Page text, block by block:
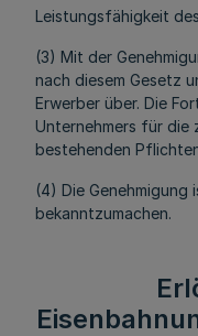
Leistungsfähigkeit
(3) Mit der
nach diesem Gesetz
Erwerber über. Die
Unternehmers für die
bestehenden
(4) Die
bekanntzumachen.